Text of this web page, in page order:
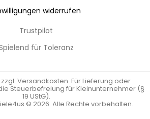
widerrufen
Trustpilot
für Toleranz
Versandkosten. Für Lieferung oder
Steuerbefreiung für Kleinunternehmer (§
19 UStG).
© 2026. Alle Rechte vorbehalten.